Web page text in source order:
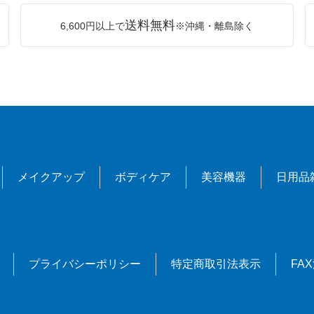
6,600円以上で送料無料※沖縄・離島除く
メイクアップ ボディケア 美容機器 日用品
プライバシーポリシー 特定商取引法表示